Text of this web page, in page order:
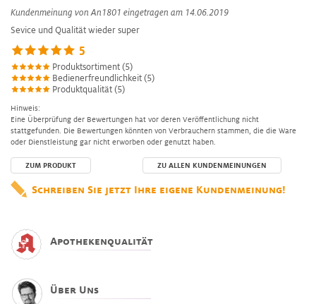
Kundenmeinung von An1801 eingetragen am 14.06.2019
Sevice und Qualität wieder super
5
Produktsortiment (5)
Bedienerfreundlichkeit (5)
Produktqualität (5)
Hinweis:
Eine Überprüfung der Bewertungen hat vor deren Veröffentlichung nicht
stattgefunden. Die Bewertungen könnten von Verbrauchern stammen, die die Ware
oder Dienstleistung gar nicht erworben oder genutzt haben.
ZUM PRODUKT ZU ALLEN KUNDENMEINUNGEN
Schreiben Sie jetzt Ihre eigene Kundenmeinung!
Apothekenqualität
Über Uns